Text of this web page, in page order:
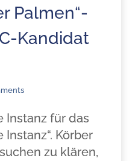
Palmen“-
Kandidat
Instanz für das
Körber
zu klären,